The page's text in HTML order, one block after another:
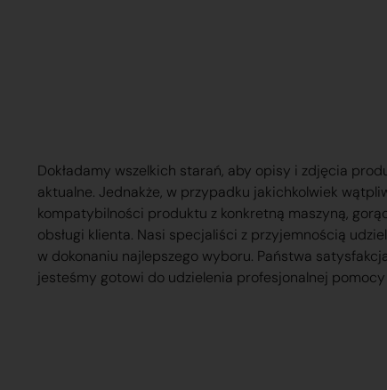
Dokładamy wszelkich starań, aby opisy i zdjęcia
aktualne. Jednakże, w przypadku jakichkolwiek
kompatybilności produktu z konkretną maszyną,
obsługi klienta. Nasi specjaliści z przyjemnością
w dokonaniu najlepszego wyboru. Państwa
jesteśmy gotowi do udzielenia profesjonalnej